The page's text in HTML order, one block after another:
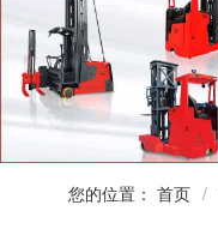
您的位置： 首页 /